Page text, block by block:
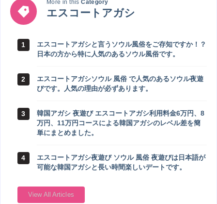
More in thisCategory
エスコートアガシ
エ
ス
コ
1
エスコートアガシと言うソウル風俗をご存知ですか！？
日本の方から特に人気のあるソウル風俗です。
2
エスコートアガシソウル 風俗 で人気のあるソウル夜遊
びです。人気の理由が必ずあります。
3
韓国アガシ 夜遊び エスコートアガシ利用料金6万円、8
万円、11万円コースによる韓国アガシのレベル差を簡
単にまとめました。
4
エスコートアガシ夜遊び ソウル 風俗 夜遊びは日本語が
可能な韓国アガシと長い時間楽しいデートです。
View All Articles